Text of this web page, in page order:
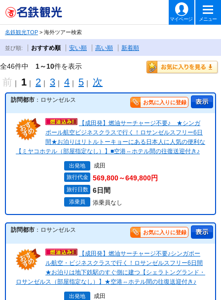
マイページ メニュー
名鉄観光TOP > 海外ツアー検索
並び順: おすすめ順 安い順 高い順 新着順
全46件中 1～10件を表示
前 ｜ 1 ｜ 2 ｜ 3 ｜ 4 ｜ 5 ｜ 次
訪問都市 ：ロサンゼルス お気に入りに登録
【成田発】燃油サーチャージ不要♪ ★シンガ
ポール航空ビジネスクラスで行く！ロサンゼルスフリー6日
間★お泊りはリトルトーキョーにある日本人に人気の便利な
【ミヤコホテル（部屋指定なし）】■空港⇔ホテル間の往復送迎付き♪
出発地 成田
旅行代金 569,800～649,800円
旅行日数 6日間
添乗員 添乗員なし
訪問都市 ：ロサンゼルス お気に入りに登録
【成田発】燃油サーチャージ不要♪シンガポー
ル航空・ビジネスクラスで行く！ロサンゼルスフリー6日間
★お泊りは地下鉄駅のすぐ側に建つ【シェラトングランド・
ロサンゼルス（部屋指定なし）】★空港⇔ホテル間の往復送迎付き♪
出発地 成田